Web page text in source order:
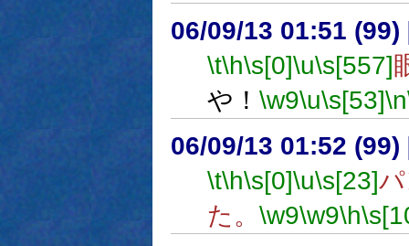
06/09/13 01:51 (99)
\t\h\s[0]\u\s[557]
や！ \w9\u\s[53]\n
06/09/13 01:52 (99)
\t\h\s[0]\u\s[23]
た。 \w9\w9\h